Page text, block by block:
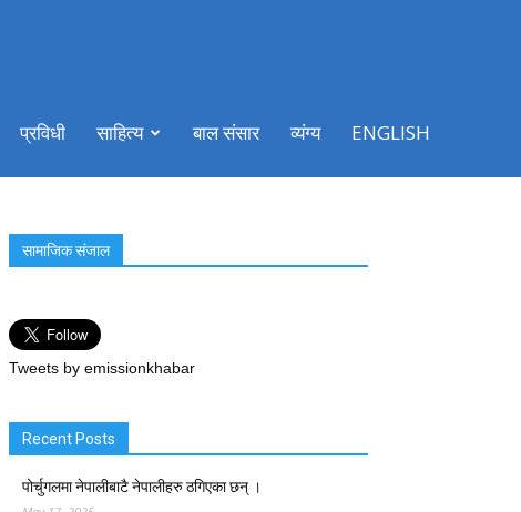
प्रविधी साहित्य बाल संसार व्यंग्य ENGLISH
सामाजिक संजाल
Tweets by emissionkhabar
Recent Posts
पोर्चुगलमा नेपालीबाटै नेपालीहरु ठगिएका छन् ।